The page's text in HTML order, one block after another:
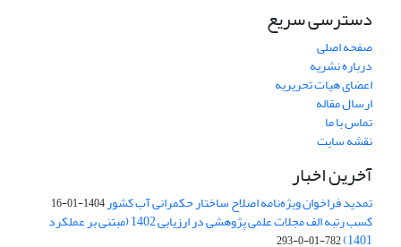
دسترسی سریع
صفحه اصلی
درباره نشریه
اعضای هیات تحریریه
ارسال مقاله
تماس با ما
نقشه سایت
آخرین اخبار
تمدید فراخوان ویژه‌نامه اصلاح ساختار حکمرانی آب کشور1404-01-16
کسب رتبه الف مجلات علمی پژوهشی در ارزیابی 1402 (مبتنی بر عملکرد
1401)
782-01-0-293